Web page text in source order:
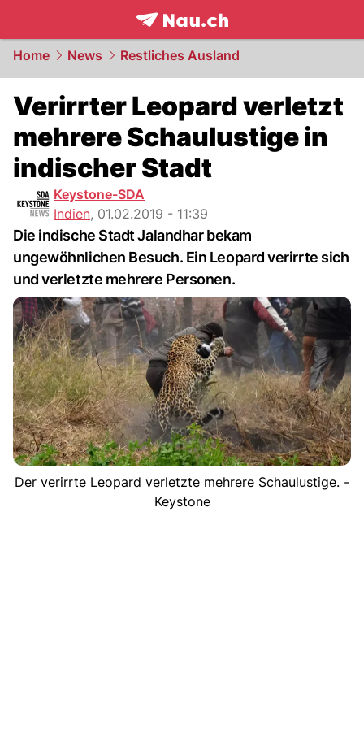
frontpage.NAU.ch
Home News Restliches Ausland
Verirrter Leopard verletzt
mehrere Schaulustige in
indischer Stadt
Keystone-SDA
Indien, 01.02.2019 - 11:39
Die indische Stadt Jalandhar bekam
ungewöhnlichen Besuch. Ein Leopard verirrte sich
und verletzte mehrere Personen.
Der verirrte Leopard verletzte mehrere Schaulustige. -
Keystone